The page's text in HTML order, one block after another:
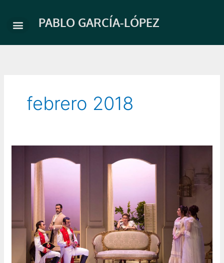
contenido
PABLO GARCÍA-LÓPEZ
febrero 2018
García-
Ferrando
«Così
tutte»